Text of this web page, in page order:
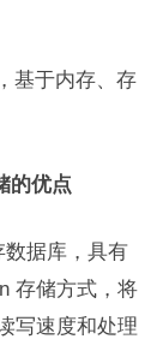
基于内存、存
的优点
据库，具有
存储方式，将
写速度和处理